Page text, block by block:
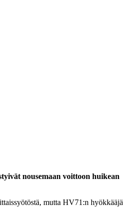
nousemaan voittoon huikean
mutta HV71:n hyökkääjä